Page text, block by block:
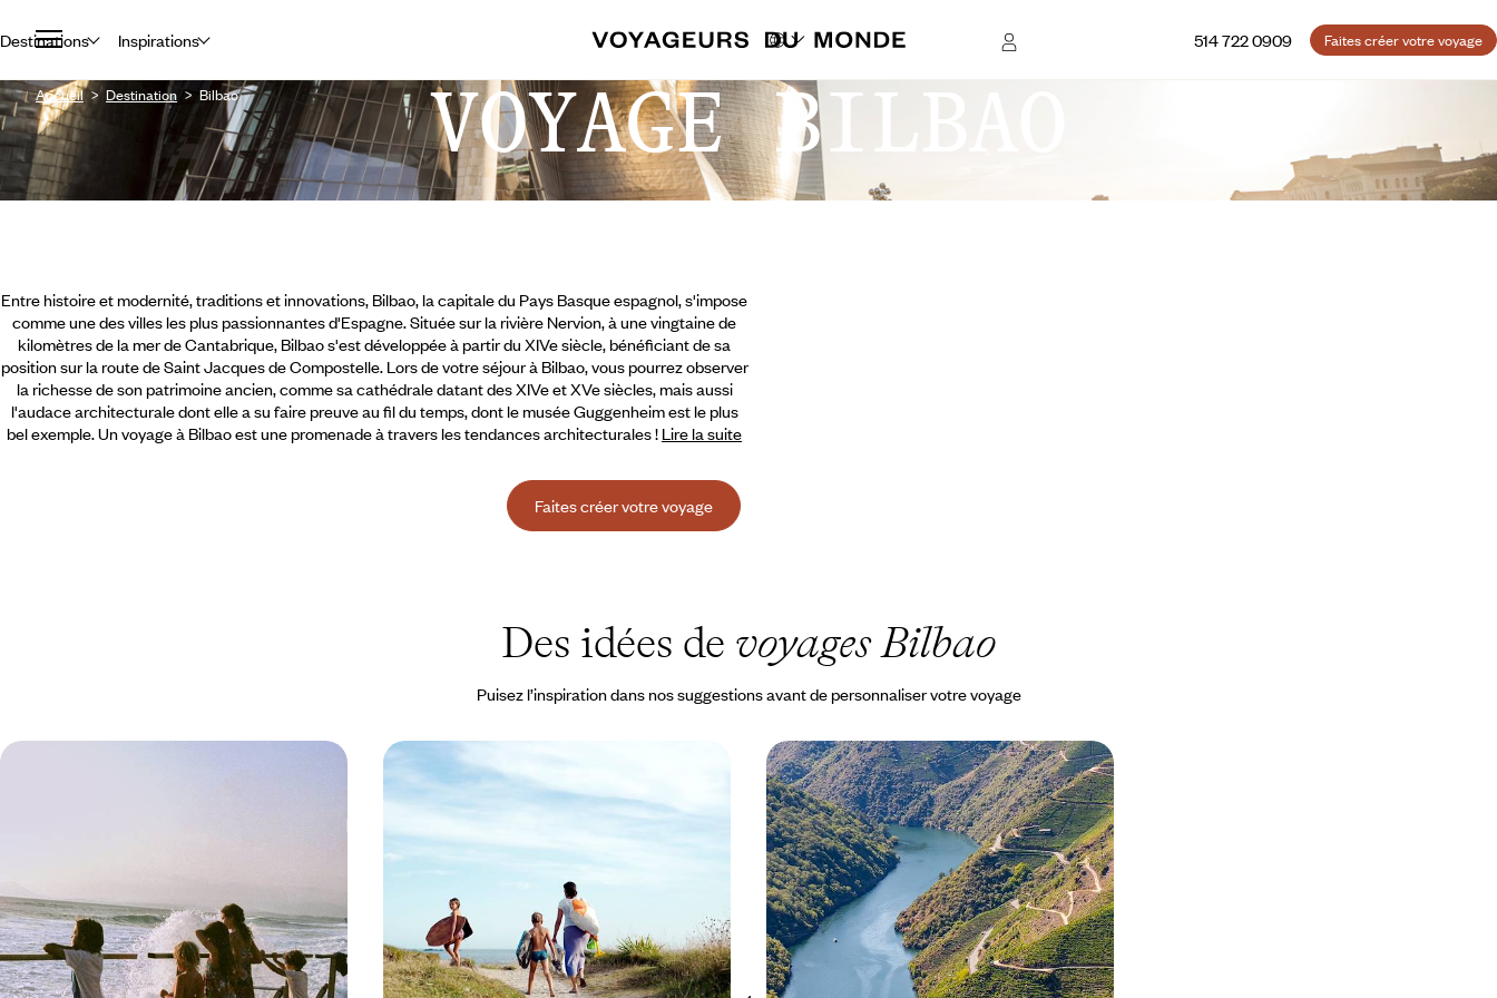
Destinations Inspirations 514 722 0909 Faites créer votre voyage
Accueil Destination Bilbao VOYAGE BILBAO
Entre histoire et modernité, traditions et innovations, Bilbao, la capitale du Pays Basque espagnol, s'impose
comme une des villes les plus passionnantes d'Espagne. Située sur la rivière Nervion, à une vingtaine de
kilomètres de la mer de Cantabrique, Bilbao s'est développée à partir du XIVe siècle, bénéficiant de sa
position sur la route de Saint Jacques de Compostelle. Lors de votre séjour à Bilbao, vous pourrez observer
la richesse de son patrimoine ancien, comme sa cathédrale datant des XIVe et XVe siècles, mais aussi
l'audace architecturale dont elle a su faire preuve au fil du temps, dont le musée Guggenheim est le plus
bel exemple.Un voyage à Bilbao est une promenade à travers les tendances architecturales ! Lire la suite
Faites créer votre voyage
Des idées de voyages Bilbao
Puisez l’inspiration dans nos suggestions avant de personnaliser votre voyage
10 jours, de 3600 à 4400 $ CA
Un été en famille - Sur les routes
d’Espagne et du Portugal
Explorer le nord de la péninsule ibérique avec les
enfants, en toute liberté et à votre rythme
16 jours, de 3900 à 4700 $ CA
Galice, Castille-et-León et Pays
basque - Le Nord-ouest espagnol en
train
Abandonner la voiture pour relier facilement par
le rail les grandes cités du Nord, de Saint-
Jacques-de-Compostelle à Bilbao
11 jours, de 4500 à 5400 $ CA